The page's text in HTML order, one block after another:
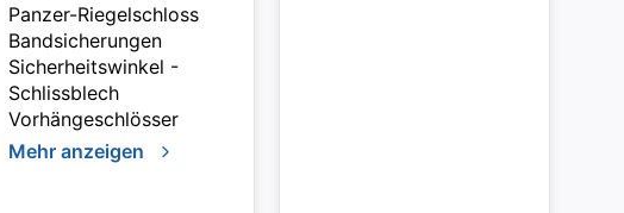
Panzer-Riegelschloss
Bandsicherungen
Sicherheitswinkel -
Schlissblech
Vorhängeschlösser
Mehr anzeigen